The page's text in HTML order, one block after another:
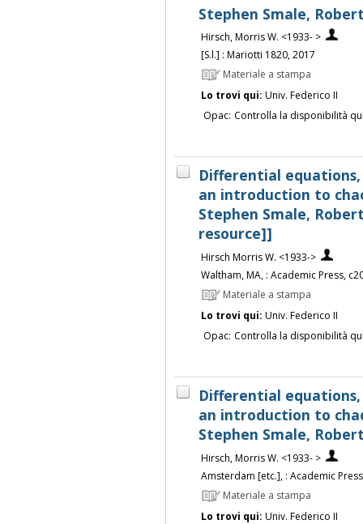
Stephen Smale,
Hirsch, Morris W. <1933- >
[S.l.] : Mariotti 1820, 2017
Materiale a stampa
Lo trovi qui: Univ. Federico II
Opac: Controlla la disponibilità
Differential
an introduction to
Stephen Smale,
resource]]
Hirsch Morris W. <1933->
Waltham, MA, : Academic Press,
Materiale a stampa
Lo trovi qui: Univ. Federico II
Opac: Controlla la disponibilità
Differential
an introduction to
Stephen Smale,
Hirsch, Morris W. <1933- >
Amsterdam [etc.], : Academic
Materiale a stampa
Lo trovi qui: Univ. Federico II